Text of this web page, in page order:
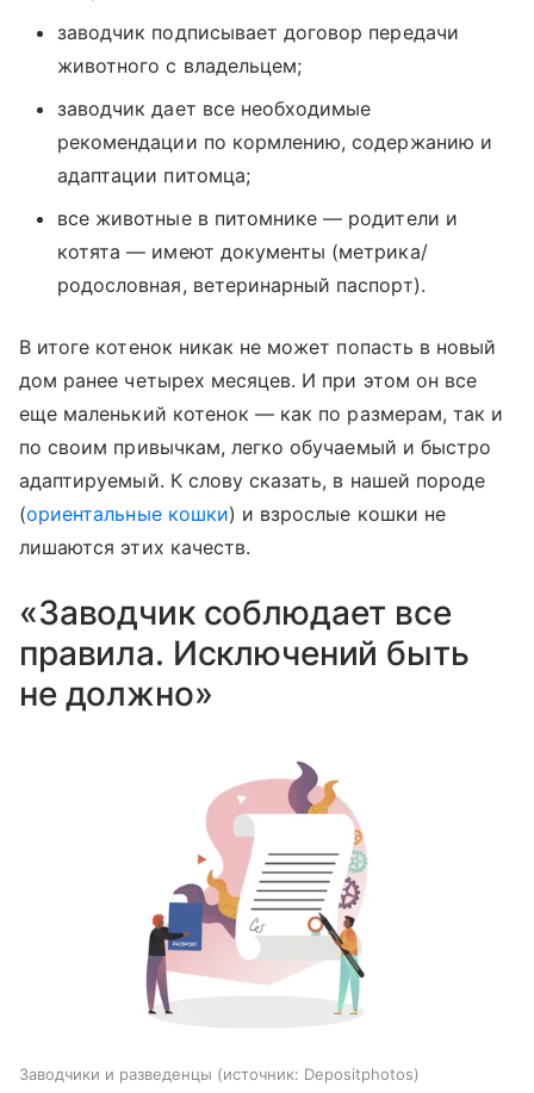
заводчик подписывает договор передачи
животного с владельцем;
заводчик дает все необходимые
рекомендации по кормлению, содержанию и
адаптации питомца;
все животные в питомнике — родители и
котята — имеют документы (метрика/
родословная, ветеринарный паспорт).
В итоге котенок никак не может попасть в новый
дом ранее четырех месяцев. И при этом он все
еще маленький котенок — как по размерам, так и
по своим привычкам, легко обучаемый и быстро
адаптируемый. К слову сказать, в нашей породе
(ориентальные кошки) и взрослые кошки не
лишаются этих качеств.
«Заводчик соблюдает все
правила. Исключений быть
не должно»
Заводчики и разведенцы источник: Depositphotos